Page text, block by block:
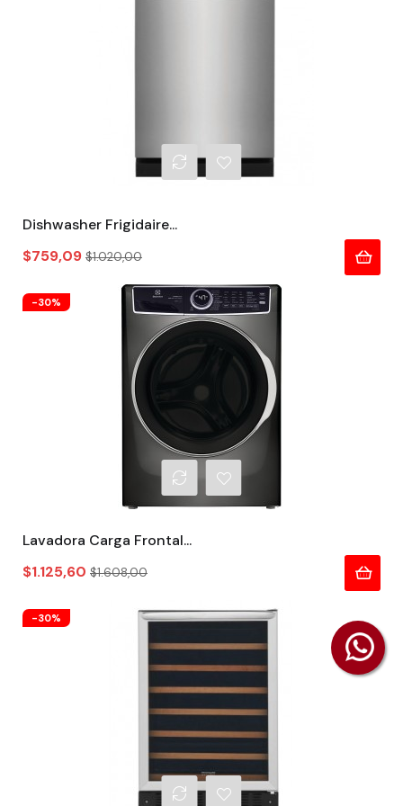
Dishwasher Frigidaire...
Precio
$759,09Precio
regular
$1.020,00
-30%
Lavadora Carga Frontal...
Precio
$1.125,60 Precio
regular
$1.608,00
-30%